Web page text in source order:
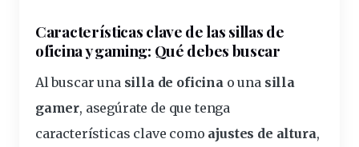
Características clave de las sillas de
oficina y gaming: Qué debes buscar
Al buscar una silla de oficinao una silla
gamer, asegúrate de que tenga
características clave como ajustes de altura,